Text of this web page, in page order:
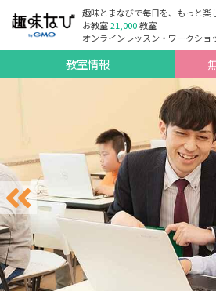
趣味とまなびで毎日を、もっと楽
お教室21,000教室
オンラインレッスン・ワークショ
教室情報